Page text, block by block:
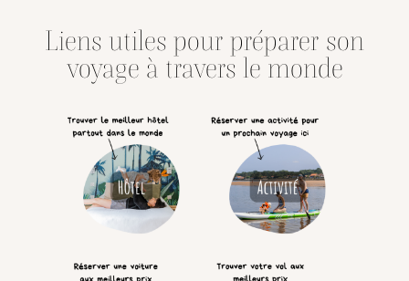
Liens utiles pour préparer son
voyage à travers le monde